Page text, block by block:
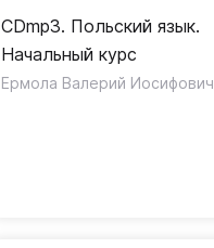
CDmp3. Польский язык.
Начальный курс
Ермола Валерий Иосифович